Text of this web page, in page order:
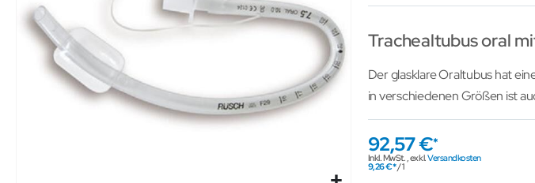
Trachealtubus oral
Der glasklare Oraltubus hat
in verschiedenen Größen ist
92,57 €
Inkl. MwSt.,exkl.Versandkosten
9,26 € / 1